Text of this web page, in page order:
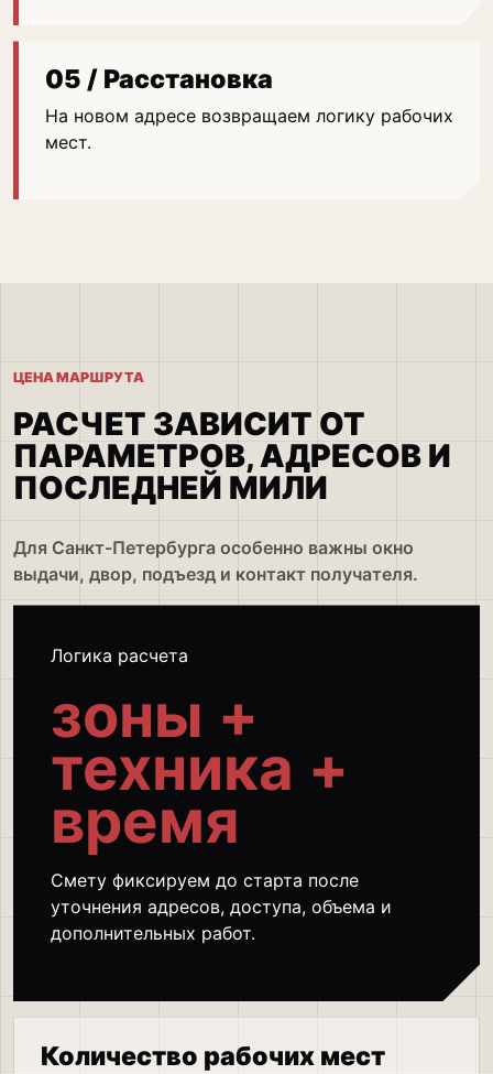
05 / Расстановка
На новом адресе возвращаем логику рабочих
мест.
ЦЕНА МАРШРУТА
РАСЧЕТ ЗАВИСИТ ОТ
ПАРАМЕТРОВ, АДРЕСОВ И
ПОСЛЕДНЕЙ МИЛИ
Для Санкт-Петербурга особенно важны окно
выдачи, двор, подъезд и контакт получателя.
Логика расчета
зоны +
техника +
время
Смету фиксируем до старта после
уточнения адресов, доступа, объема и
дополнительных работ.
Количество рабочих мест